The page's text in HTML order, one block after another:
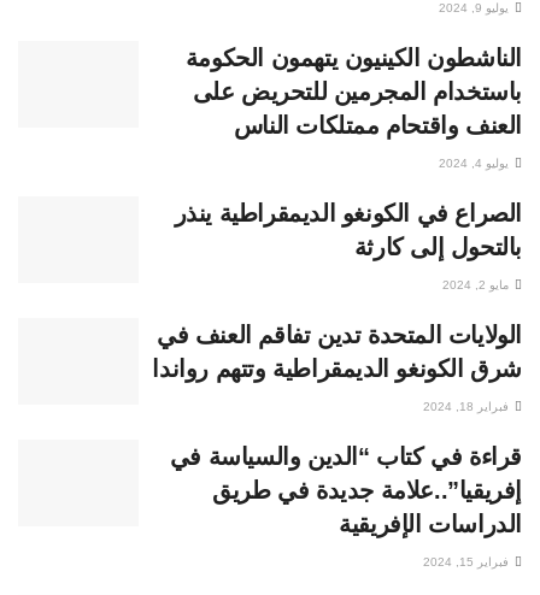
يوليو 9, 2024
الناشطون الكينيون يتهمون الحكومة
باستخدام المجرمين للتحريض على
العنف واقتحام ممتلكات الناس
يوليو 4, 2024
الصراع في الكونغو الديمقراطية ينذر
بالتحول إلى كارثة
مايو 2, 2024
الولايات المتحدة تدين تفاقم العنف في
شرق الكونغو الديمقراطية وتتهم رواندا
فبراير 18, 2024
قراءة في كتاب “الدين والسياسة في
إفريقيا”..علامة جديدة في طريق
الدراسات الإفريقية
فبراير 15, 2024